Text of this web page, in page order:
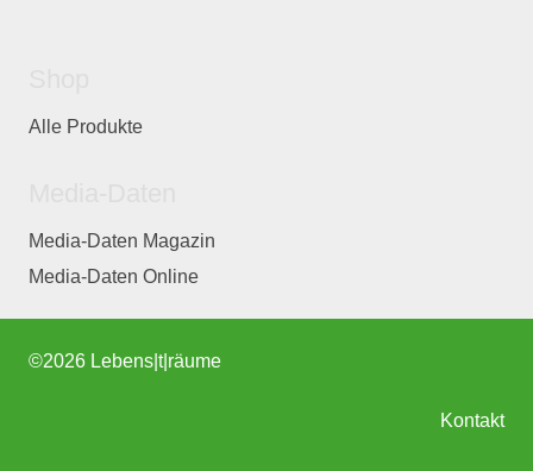
Alle Produkte
Media-Daten Magazin
Media-Daten Online
©2026 Lebens|t|räume
Kontakt